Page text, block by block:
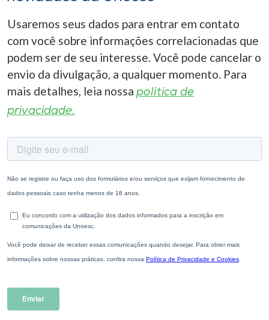
Usaremos seus dados para entrar em contato
com você sobre informações correlacionadas que
podem ser de seu interesse. Você pode cancelar o
envio da divulgação, a qualquer momento. Para
mais detalhes, leia nossa política de
privacidade.